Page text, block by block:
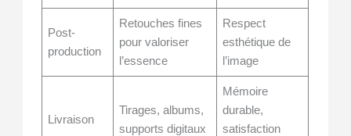
Post-
production
Retouches fines
pour valoriser
l’essence
Respect
esthétique de
l’image
Livraison
Tirages, albums,
supports digitaux
Mémoire
durable,
satisfaction